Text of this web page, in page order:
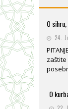
O
24.
O